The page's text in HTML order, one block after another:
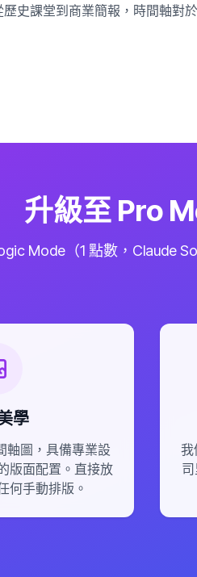
歷史課堂到商業簡報，時間軸對
升級至 Pro
Mode（1 點數，Claude
學
軸圖，具備專業設
版面配置。直接放
何手動排版。
我